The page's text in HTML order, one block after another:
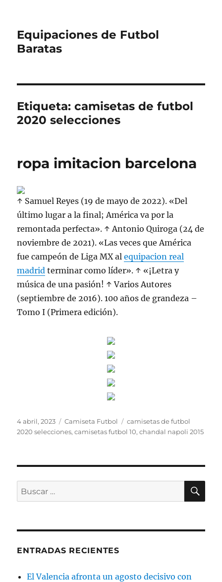
Equipaciones de Futbol
Baratas
Etiqueta:camisetas de futbol
2020 selecciones
ropa imitacion barcelona
↑ Samuel Reyes (19 de mayo de 2022). «Del
último lugar a la final; América va por la
remontada perfecta». ↑ Antonio Quiroga (24 de
noviembre de 2021). «Las veces que América
fue campeón de Liga MX alequipacion real
madrid terminar como líder». ↑ «¡Letra y
música de una pasión! ↑ Varios Autores
(septiembre de 2016). 100 años de grandeza –
Tomo I (Primera edición).
Publicado
el
4 abril, 2023 Categorías
Camiseta Futbol Etiquetas
camisetas de futbol
2020 selecciones,camisetas futbol 10,chandal napoli 2015
Buscar
por:
ENTRADAS RECIENTES
El Valencia afronta un agosto decisivo con